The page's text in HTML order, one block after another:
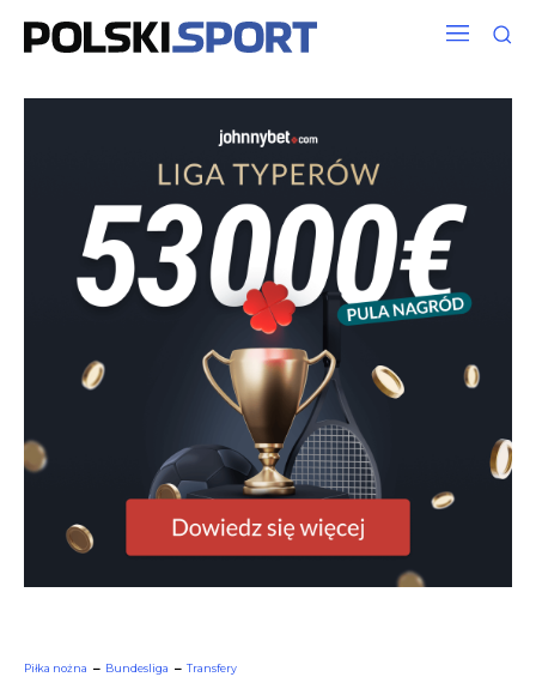
Piłka nożna Bundesliga Transfery